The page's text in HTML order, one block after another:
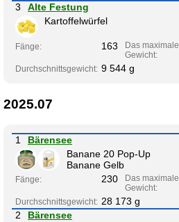
3
Alte Festung
Kartoffelwürfel
Fänge: 163
Das maximale
Gewicht:
Durchschnittsgewicht: 9 544 g
2025.07
1
Bärensee
Banane 20 Pop-Up
Banane Gelb
Fänge: 230
Das maximale
Gewicht:
Durchschnittsgewicht: 28 173 g
2
Bärensee